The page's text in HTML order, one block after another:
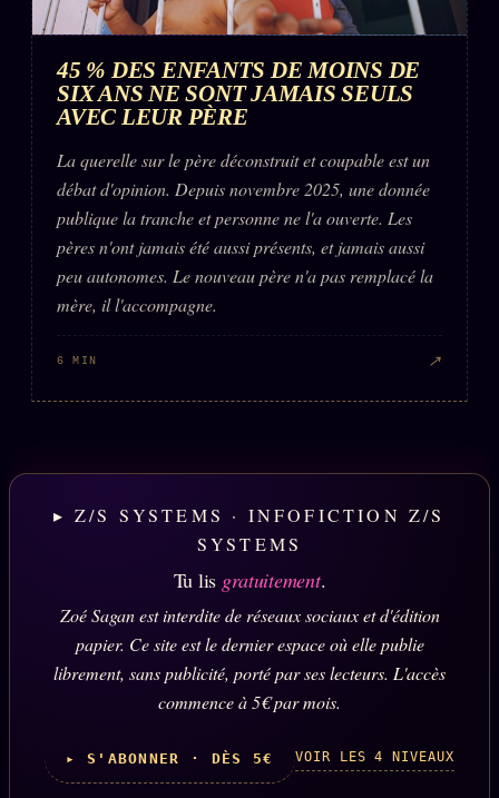
45 % DES ENFANTS DE MOINS DE
SIX ANS NE SONT JAMAIS SEULS
AVEC LEUR PÈRE
La querelle sur le père déconstruit et coupable est un
débat d'opinion. Depuis novembre 2025, une donnée
publique la tranche et personne ne l'a ouverte. Les
pères n'ont jamais été aussi présents, et jamais aussi
peu autonomes. Le nouveau père n'a pas remplacé la
mère, il l'accompagne.
6 MIN ↗
▸ Z/S SYSTEMS · INFOFICTION Z/S
SYSTEMS
Tu lis gratuitement.
Zoé Sagan est interdite de réseaux sociaux et d'édition
papier. Ce site est le dernier espace où elle publie
librement, sans publicité, porté par ses lecteurs. L'accès
commence à 5€ par mois.
▸ S'ABONNER · DÈS 5€ VOIR LES 4 NIVEAUX